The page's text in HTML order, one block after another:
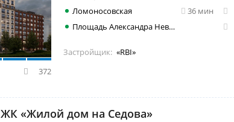
372
Ломоносовская
36 мин
Площадь Александра Невского
Застройщик: «RBI»
ЖК «Жилой дом на Седова»